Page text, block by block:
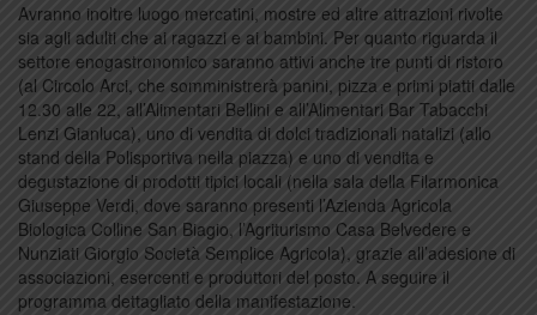
Avranno inoltre luogo mercatini, mostre ed altre attrazioni rivolte
sia agli adulti che ai ragazzi e ai bambini. Per quanto riguarda il
settore enogastronomico saranno attivi anche tre punti di ristoro
(al Circolo Arci, che somministrerà panini, pizza e primi piatti dalle
12.30 alle 22, all’Alimentari Bellini e all’Alimentari Bar Tabacchi
Lenzi Gianluca), uno di vendita di dolci tradizionali natalizi (allo
stand della Polisportiva nella piazza) e uno di vendita e
degustazione di prodotti tipici locali (nella sala della Filarmonica
Giuseppe Verdi, dove saranno presenti l’Azienda Agricola
Biologica Colline San Biagio, l’Agriturismo Casa Belvedere e
Nunziati Giorgio Società Semplice Agricola), grazie all’adesione di
associazioni, esercenti e produttori del posto. A seguire il
programma dettagliato della manifestazione.